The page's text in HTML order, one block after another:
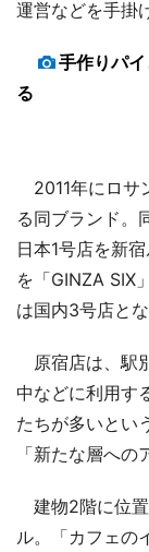
運営などを手掛
手作りパ
る
2011年にロサ
る同ブランド。
日本1号店を新
を「GINZA SIX
は国内3号店とな
原宿店は、駅
中などに利用す
たちが多いとい
「新たな層への
建物2階に位
ル。「カフェの